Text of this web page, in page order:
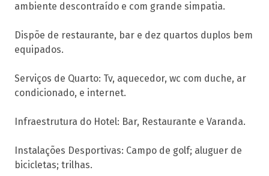
ambiente descontraído e com grande simpatia.
Dispõe de restaurante, bar e dez quartos duplos bem
equipados.
Serviços de Quarto: Tv, aquecedor, wc com duche, ar
condicionado, e internet.
Infraestrutura do Hotel: Bar, Restaurante e Varanda.
Instalações Desportivas: Campo de golf; aluguer de
bicicletas; trilhas.